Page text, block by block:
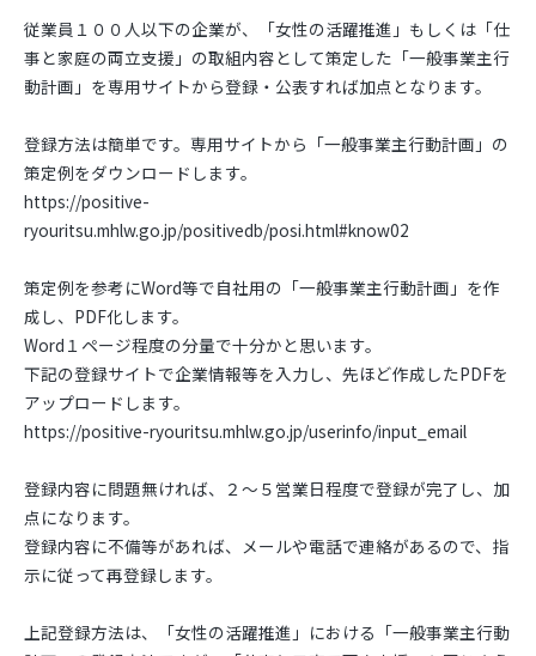
従業員１００人以下の企業が、「女性の活躍推進」もしくは「仕
事と家庭の両立支援」の取組内容として策定した「一般事業主行
動計画」を専用サイトから登録・公表すれば加点となります。
登録方法は簡単です。専用サイトから「一般事業主行動計画」の
策定例をダウンロードします。
https://positive-
ryouritsu.mhlw.go.jp/positivedb/posi.html#know02
策定例を参考にWord等で自社用の「一般事業主行動計画」を作
成し、PDF化します。
Word１ページ程度の分量で十分かと思います。
下記の登録サイトで企業情報等を入力し、先ほど作成したPDFを
アップロードします。
https://positive-ryouritsu.mhlw.go.jp/userinfo/input_email
登録内容に問題無ければ、２～５営業日程度で登録が完了し、加
点になります。
登録内容に不備等があれば、メールや電話で連絡があるので、指
示に従って再登録します。
上記登録方法は、「女性の活躍推進」における「一般事業主行動